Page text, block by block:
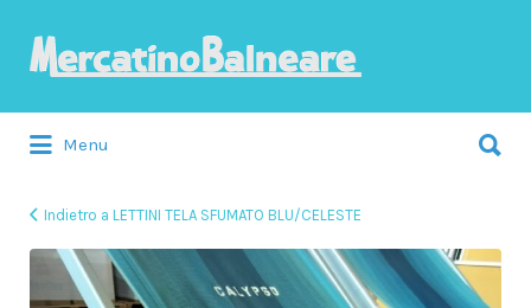
Menu
Indietro a LETTINI TELA SFUMATO BLU/CELESTE